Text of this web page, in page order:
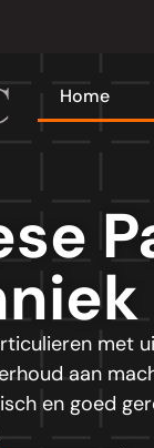
Home
met
aan
en goed